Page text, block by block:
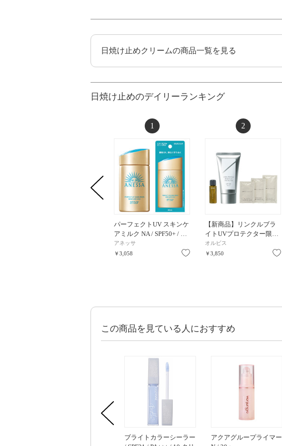
日焼け止めクリームの商品一覧を見る
日焼け止めのデイリーランキング
1
パーフェクトUV スキンケ
アミルク NA / SPF50+ / …
アネッサ
￥3,058
お気に入り
2
【新商品】リンクルブラ
イトUVプロテクター限…
オルビス
￥3,850
この商品を見ている人におすすめ
ブライトカラーシーラー
アクアグループライマー